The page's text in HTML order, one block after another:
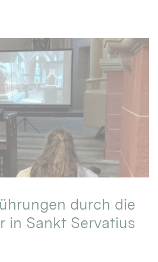
durch die
in Sankt Servatius